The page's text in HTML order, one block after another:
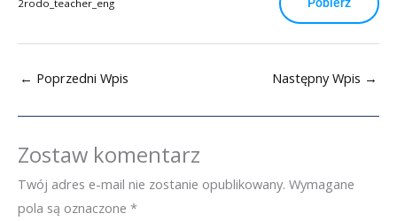
2rodo_teacher_eng
← Poprzedni Wpis Następny Wpis →
Zostaw komentarz
Twój adres e-mail nie zostanie opublikowany. Wymagane
pola są oznaczone *